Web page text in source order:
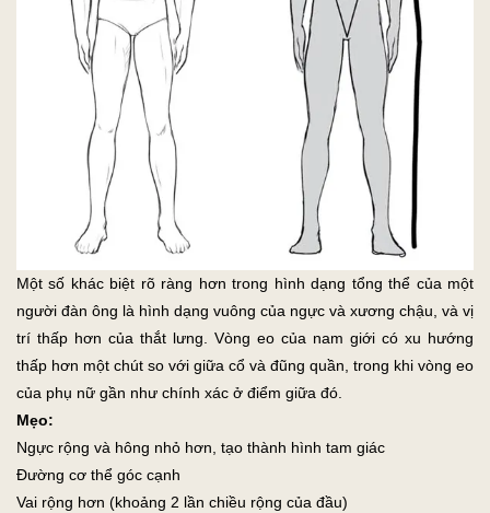
Một số khác biệt rõ ràng hơn trong hình dạng tổng thể của một
người đàn ông là hình dạng vuông của ngực và xương chậu, và vị
trí thấp hơn của thắt lưng. Vòng eo của nam giới có xu hướng
thấp hơn một chút so với giữa cổ và đũng quần, trong khi vòng eo
của phụ nữ gần như chính xác ở điểm giữa đó.
Mẹo:
Ngực rộng và hông nhỏ hơn, tạo thành hình tam giác
Đường cơ thể góc cạnh
Vai rộng hơn (khoảng 2 lần chiều rộng của đầu)